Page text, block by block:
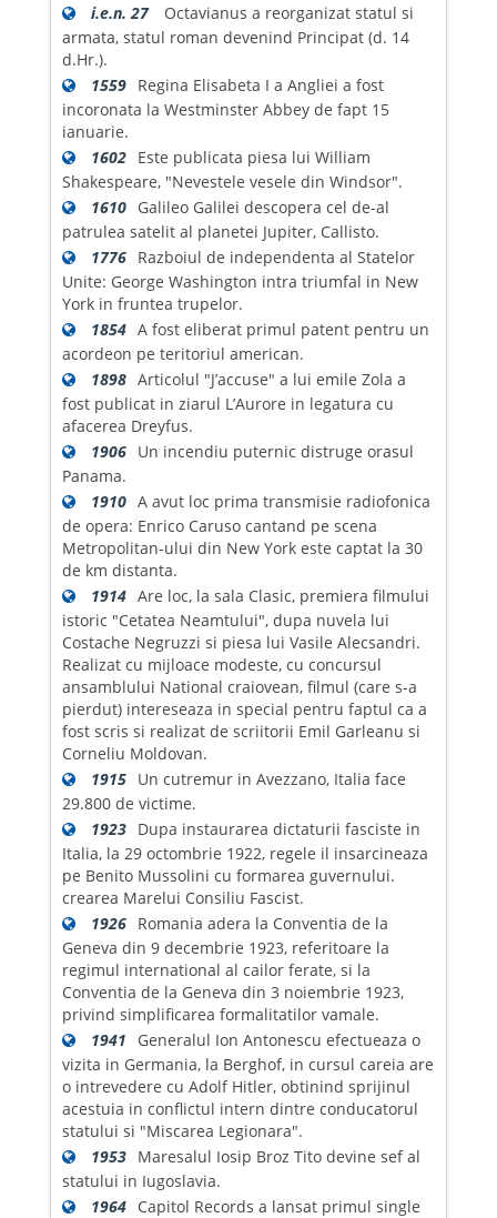
i.e.n. 27
Octavianus a reorganizat statul si
armata, statul roman devenind Principat (d. 14
d.Hr.).
1559 Regina Elisabeta I a Angliei a fost
incoronata la Westminster Abbey de fapt 15
ianuarie.
1602 Este publicata piesa lui William
Shakespeare, "Nevestele vesele din Windsor".
1610 Galileo Galilei descopera cel de-al
patrulea satelit al planetei Jupiter, Callisto.
1776 Razboiul de independenta al Statelor
Unite: George Washington intra triumfal in New
York in fruntea trupelor.
1854 A fost eliberat primul patent pentru un
acordeon pe teritoriul american.
1898 Articolul "J’accuse" a lui emile Zola a
fost publicat in ziarul L’Aurore in legatura cu
afacerea Dreyfus.
1906 Un incendiu puternic distruge orasul
Panama.
1910 A avut loc prima transmisie radiofonica
de opera: Enrico Caruso cantand pe scena
Metropolitan-ului din New York este captat la 30
de km distanta.
1914 Are loc, la sala Clasic, premiera filmului
istoric "Cetatea Neamtului", dupa nuvela lui
Costache Negruzzi si piesa lui Vasile Alecsandri.
Realizat cu mijloace modeste, cu concursul
ansamblului National craiovean, filmul (care s-a
pierdut) intereseaza in special pentru faptul ca a
fost scris si realizat de scriitorii Emil Garleanu si
Corneliu Moldovan.
1915 Un cutremur in Avezzano, Italia face
29.800 de victime.
1923 Dupa instaurarea dictaturii fasciste in
Italia, la 29 octombrie 1922, regele il insarcineaza
pe Benito Mussolini cu formarea guvernului.
crearea Marelui Consiliu Fascist.
1926 Romania adera la Conventia de la
Geneva din 9 decembrie 1923, referitoare la
regimul international al cailor ferate, si la
Conventia de la Geneva din 3 noiembrie 1923,
privind simplificarea formalitatilor vamale.
1941
Generalul Ion Antonescu efectueaza o
vizita in Germania, la Berghof, in cursul careia are
o intrevedere cu Adolf Hitler, obtinind sprijinul
acestuia in conflictul intern dintre conducatorul
statului si "Miscarea Legionara".
1953 Maresalul Iosip Broz Tito devine sef al
statului in Iugoslavia.
1964 Capitol Records a lansat primul single